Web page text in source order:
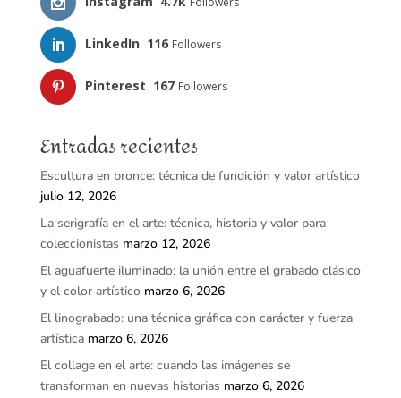
LinkedIn 116 Followers
Pinterest 167 Followers
Entradas recientes
Escultura en bronce: técnica de fundición y valor artístico
julio 12, 2026
La serigrafía en el arte: técnica, historia y valor para
coleccionistas marzo 12, 2026
El aguafuerte iluminado: la unión entre el grabado clásico
y el color artístico marzo 6, 2026
El linograbado: una técnica gráfica con carácter y fuerza
artística marzo 6, 2026
El collage en el arte: cuando las imágenes se
transforman en nuevas historias marzo 6, 2026